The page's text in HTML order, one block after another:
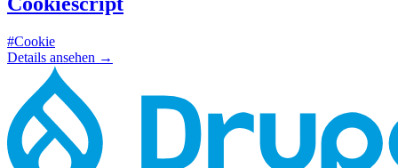
#Cookie
Details ansehen →